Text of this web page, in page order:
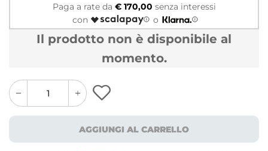
Paga a rate da € 170,00 senza interessi
con
o
Il prodotto non è disponibile al
momento.
quantity
button
quantity
minus
button
AGGIUNGI AL CARRELLO